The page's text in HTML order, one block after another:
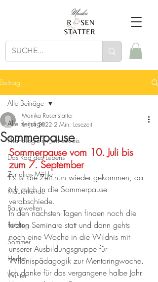
Beitrag
Alle Beiträge
Phänologie im Jahreskreis
Das Rad des Lebens
Zur alten Mühle
Kräuterkunde
Baumwelten
Frühling
Sommer
Herbst
Winter
Alle Beiträge
Sommerpause
Monika Rosenstatter
6. Juli 2022 2 Min. Lesezeit
Sommerpause vom 10. Juli bis
zum 7. September
Es ist die Zeit nun wieder gekommen, da
ich mich in die Sommerpause
verabschiede.
In den nächsten Tagen finden noch die
letzten Seminare statt und dann gehts
noch eine Woche in die Wildnis mit
unserer Ausbildungsgruppe für
Wildnispädagogik zur Mentoringwoche.
Ich danke für das vergangene halbe Jahr.